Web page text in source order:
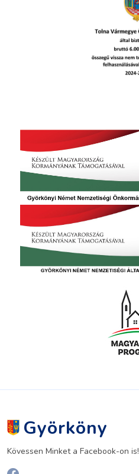
Györköny
Kövessen Minket a Facebook-on is!